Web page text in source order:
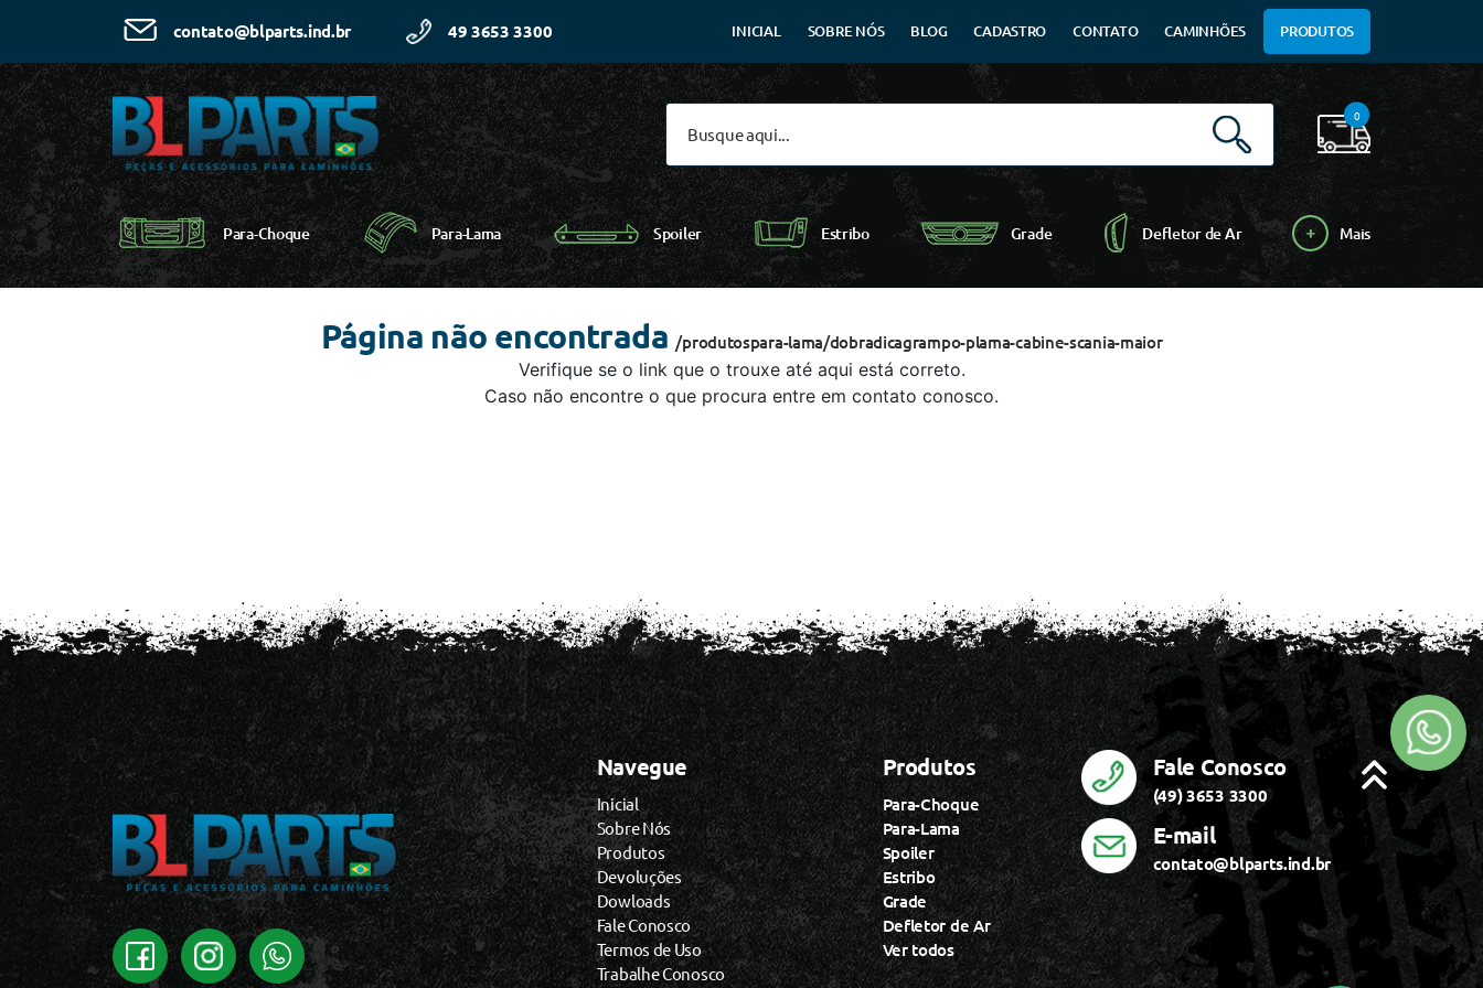
contato@blparts.ind.br 49 3653 3300 INICIAL SOBRE NÓS BLOG CADASTRO CONTATO CAMINHÕES PRODUTOS
0
Para-Choque Para-Lama Spoiler Estribo Grade Defletor de Ar Mais
Página não encontrada /produtospara-lama/dobradicagrampo-plama-cabine-scania-maior
Verifique se o link que o trouxe até aqui está correto.
Caso não encontre o que procura entre em contato conosco.
Navegue
Inicial
Sobre Nós
Produtos
Devoluções
Dowloads
Fale Conosco
Termos de Uso
Trabalhe Conosco
Produtos
Para-Choque
Para-Lama
Spoiler
Estribo
Grade
Defletor de Ar
Ver todos
Fale Conosco
(49) 3653 3300
E-mail
contato@blparts.ind.br